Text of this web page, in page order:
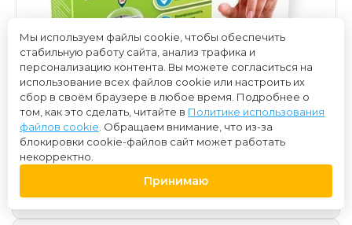
6 800 ₽
Нет в наличии
Мы используем файлы cookie, чтобы обеспечить
стабильную работу сайта, анализ трафика и
персонализацию контента. Вы можете согласиться на
использование всех файлов cookie или настроить их
сбор в своём браузере в любое время. Подробнее о
том, как это сделать, читайте в Политике использования
файлов cookie . Обращаем внимание, что из-за
блокировки cookie-файлов сайт может работать
некорректно.
Принимаю